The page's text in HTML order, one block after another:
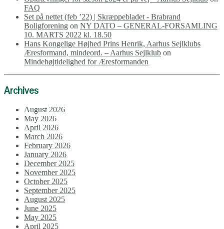
FAQ
Set på nettet (feb ’22) | Skræppebladet - Brabrand
Boligforening on NY DATO – GENERAL-FORSAMLING
10. MARTS 2022 kl. 18.50
Hans Kongelige Højhed Prins Henrik, Aarhus Sejlklubs
Æresformand, mindeord. – Aarhus Sejlklub on
Mindehøjtidelighed for Æresformanden
Archives
August 2026
May 2026
April 2026
March 2026
February 2026
January 2026
December 2025
November 2025
October 2025
September 2025
August 2025
June 2025
May 2025
April 2025